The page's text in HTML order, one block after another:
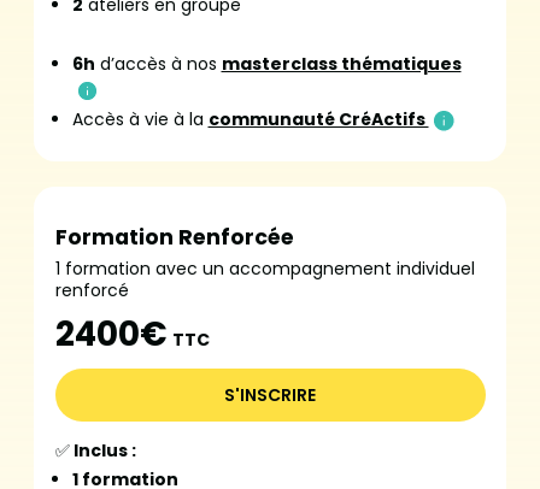
2 ateliers en groupe
6h d’accès à nos masterclass thématiques
Accès à vie à la communauté CréActifs
Formation Renforcée
1 formation avec un accompagnement individuel
renforcé
2400€ TTC
S'INSCRIRE
✅Inclus :
1 formation